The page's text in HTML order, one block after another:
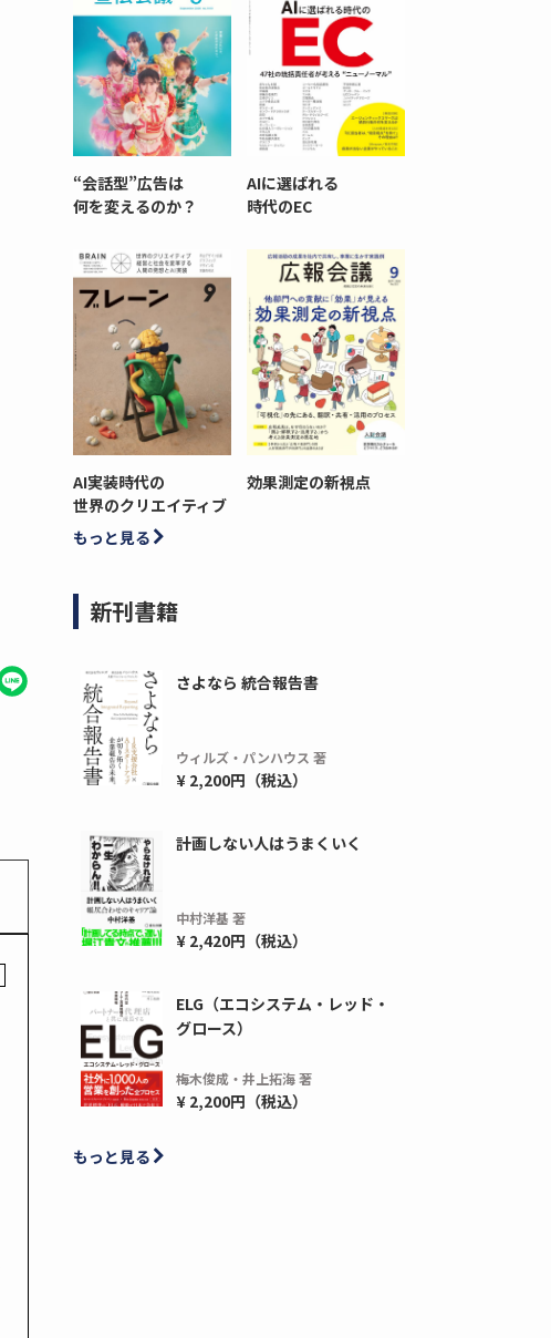
“会話型”広告は
何を変えるのか？
AIに選ばれる
時代のEC
AI実装時代の
世界のクリエイティブ
効果測定の新視点
もっと見る
新刊書籍
さよなら 統合報告書
ウィルズ・パンハウス 著
¥ 2,200円（税込）
計画しない人はうまくいく
中村洋基 著
¥ 2,420円（税込）
ELG（エコシステム・レッド・
グロース）
梅木俊成・井上拓海 著
¥ 2,200円（税込）
もっと見る